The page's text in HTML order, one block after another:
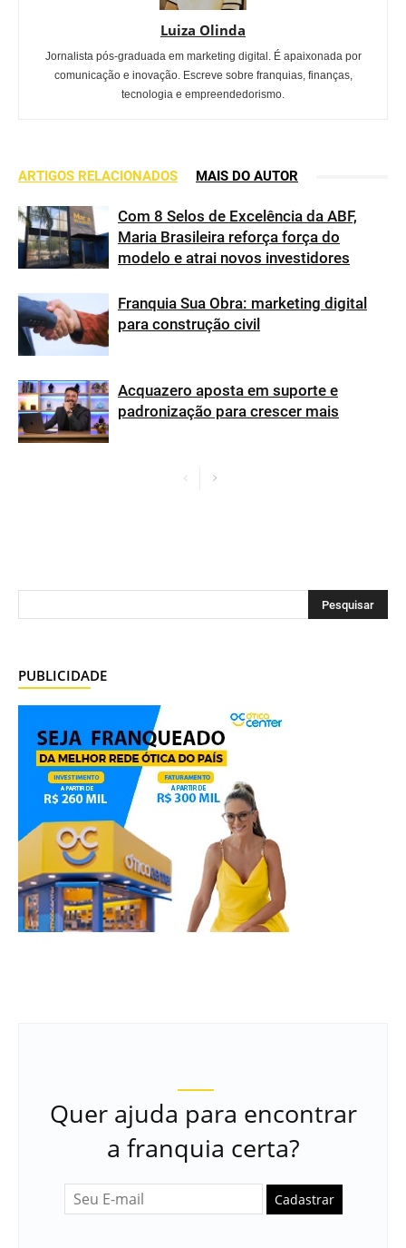
Luiza Olinda
Jornalista pós-graduada em marketing digital. É apaixonada por
comunicação e inovação. Escreve sobre franquias, finanças,
tecnologia e empreendedorismo.
ARTIGOS RELACIONADOS MAIS DO AUTOR
Com 8 Selos de Excelência da ABF,
Maria Brasileira reforça força do
modelo e atrai novos investidores
Franquia Sua Obra: marketing digital
para construção civil
Acquazero aposta em suporte e
padronização para crescer mais
PUBLICIDADE
Quer ajuda para encontrar
a franquia certa?
Cadastrar